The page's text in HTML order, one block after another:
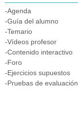
-Agenda
-Guía del alumno
-Temario
-Vídeos profesor
-Contenido interactivo
-Foro
-Ejercicios supuestos
-Pruebas de evaluación